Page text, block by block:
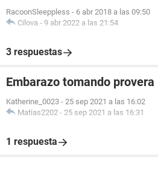
RacoonSleeppless - 6 abr 2018 a las 09:50
Cilova - 9 abr 2022 a las 21:54
3 respuestas
Embarazo tomando provera
Katherine_0023 - 25 sep 2021 a las 16:02
Matias2202 - 25 sep 2021 a las 16:31
1 respuesta